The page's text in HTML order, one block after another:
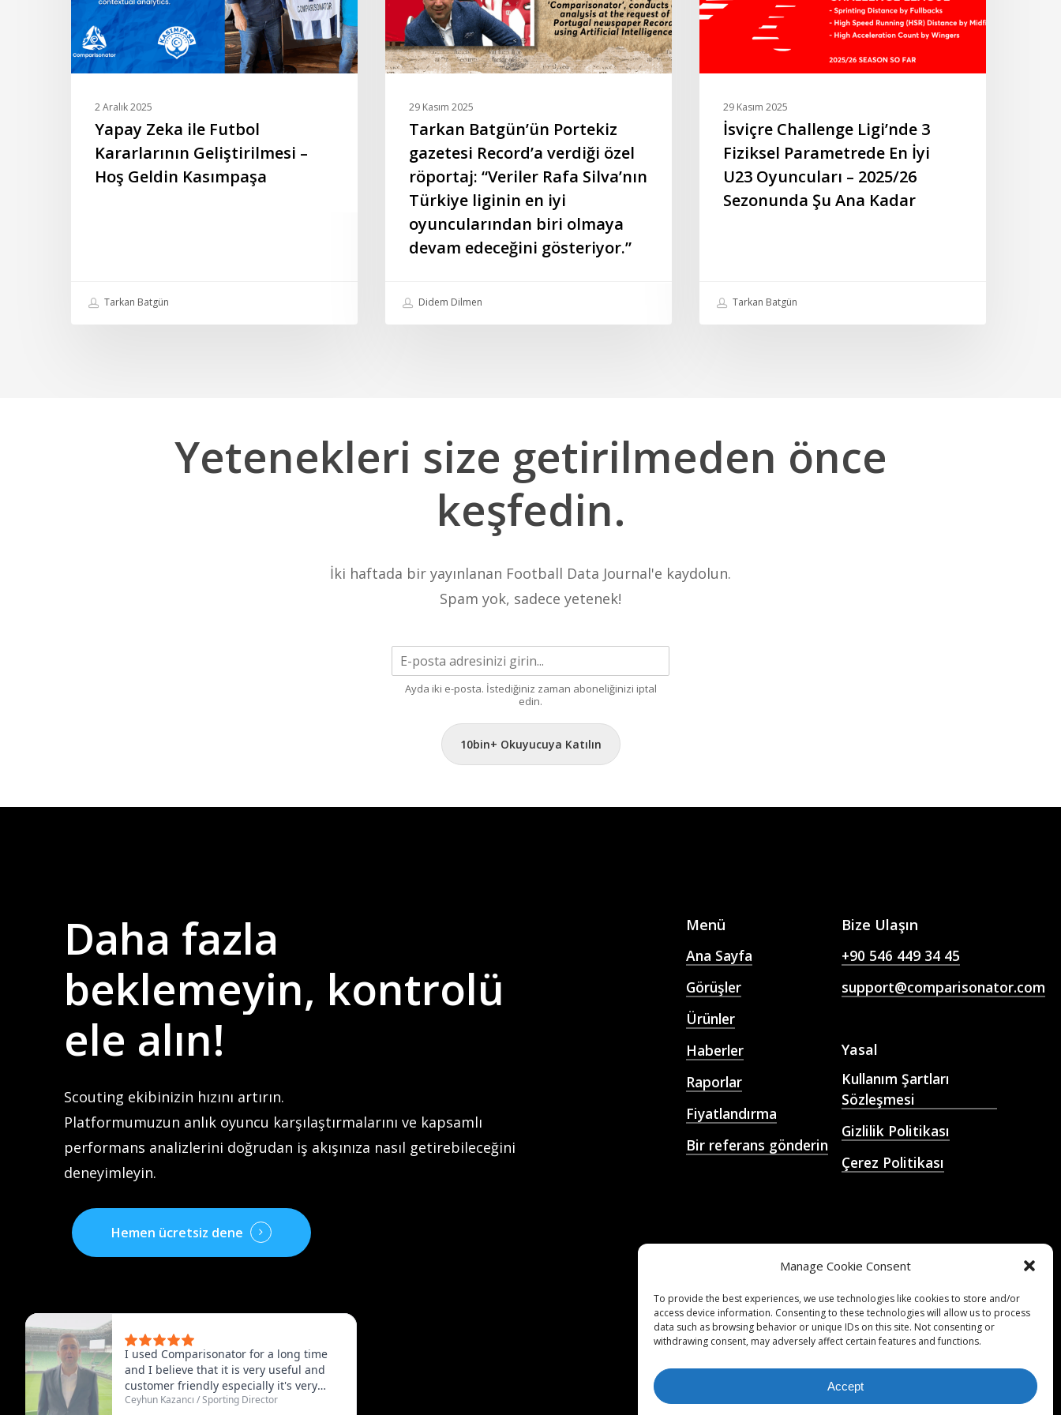
Manage Cookie Consent
To provide the best experiences, we use technologies like cookies to store and/or
access device information. Consenting to these technologies will allow us to process
data such as browsing behavior or unique IDs on this site. Not consenting or
withdrawing consent, may adversely affect certain features and functions.
Accept
Hoş
Geldin
Kasımpaşa
2 Aralık 2025
Yapay Zeka ile Futbol
Kararlarının Geliştirilmesi –
Hoş Geldin Kasımpaşa
Tarkan Batgün
röportaj:
“Veriler
Rafa
liginin
oyuncularından
olmaya
gösteriyor.”
29 Kasım 2025
Tarkan Batgün’ün Portekiz
gazetesi Record’a verdiği özel
röportaj: “Veriler Rafa Silva’nın
Türkiye liginin en iyi
oyuncularından biri olmaya
devam edeceğini gösteriyor.”
Didem Dilmen
En
Oyuncuları
Sezonunda
Kadar
29 Kasım 2025
İsviçre Challenge Ligi’nde 3
Fiziksel Parametrede En İyi
U23 Oyuncuları – 2025/26
Sezonunda Şu Ana Kadar
Tarkan Batgün
Yetenekleri size getirilmeden önce
keşfedin.
İki haftada bir yayınlanan Football Data Journal'e kaydolun.
Spam yok, sadece yetenek!
Ayda iki e-posta. İstediğiniz zaman aboneliğinizi iptal
edin.
10bin+ Okuyucuya Katılın
Daha fazla
beklemeyin, kontrolü
ele alın!
Scouting ekibinizin hızını artırın.
Platformumuzun anlık oyuncu karşılaştırmalarını ve kapsamlı
performans analizlerini doğrudan iş akışınıza nasıl getirebileceğini
deneyimleyin.
Hemen ücretsiz dene
Menü
Ana Sayfa
Görüşler
Ürünler
Haberler
Raporlar
Fiyatlandırma
Bir referans gönderin
Bize Ulaşın
+90 546 449 34 45
support@comparisonator.com
Yasal
Kullanım Şartları
Sözleşmesi
Gizlilik Politikası
Çerez Politikası
© 2025 Comparisonator Inc.
Tüm hakları saklıdır.
I used Comparisonator for a long time
and I believe that it is very useful and
customer friendly especially it's very
useful to find some similar players that
Ceyhun Kazancı /Sporting Director